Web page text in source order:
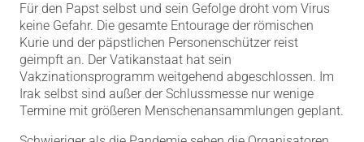
Für den Papst selbst und sein Gefolge droht vom Virus
keine Gefahr. Die gesamte Entourage der römischen
Kurie und der päpstlichen Personenschützer reist
geimpft an. Der Vatikanstaat hat sein
Vakzinationsprogramm weitgehend abgeschlossen. Im
Irak selbst sind außer der Schlussmesse nur wenige
Termine mit größeren Menschenansammlungen geplant.